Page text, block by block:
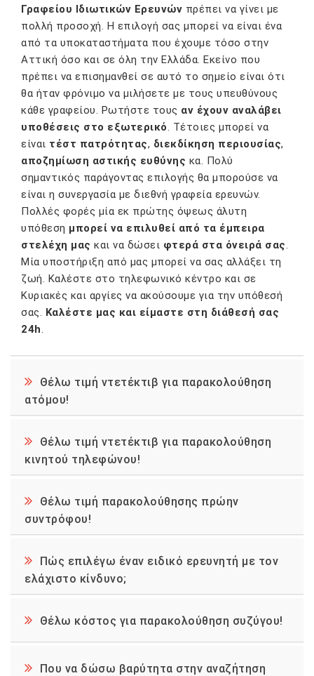
Γραφείου Ιδιωτικών Ερευνών πρέπει να γίνει με
πολλή προσοχή. Η επιλογή σας μπορεί να είναι ένα
από τα υποκαταστήματα που έχουμε τόσο στην
Αττική όσο και σε όλη την Ελλάδα. Εκείνο που
πρέπει να επισημανθεί σε αυτό το σημείο είναι ότι
θα ήταν φρόνιμο να μιλήσετε με τους υπευθύνους
κάθε γραφείου. Ρωτήστε τους αν έχουν αναλάβει
υποθέσεις στο εξωτερικό. Τέτοιες μπορεί να
είναι τέστ πατρότητας, διεκδίκηση περιουσίας,
αποζημίωση αστικής ευθύνης κα. Πολύ
σημαντικός παράγοντας επιλογής θα μπορούσε να
είναι η συνεργασία με διεθνή γραφεία ερευνών.
Πολλές φορές μία εκ πρώτης όψεως άλυτη
υπόθεση μπορεί να επιλυθεί από τα έμπειρα
στελέχη μας και να δώσει φτερά στα όνειρά σας.
Μία υποστήριξη από μας μπορεί να σας αλλάξει τη
ζωή. Καλέστε στο τηλεφωνικό κέντρο και σε
Κυριακές και αργίες να ακούσουμε για την υπόθεσή
σας. Καλέστε μας και είμαστε στη διάθεσή σας
24h.
Θέλω τιμή ντετέκτιβ για παρακολούθηση
ατόμου!
Θέλω τιμή ντετέκτιβ για παρακολούθηση
κινητού τηλεφώνου!
Θέλω τιμή παρακολούθησης πρώην
συντρόφου!
Πώς επιλέγω έναν ειδικό ερευνητή με τον
ελάχιστο κίνδυνο;
Θέλω κόστος για παρακολούθηση συζύγου!
Που να δώσω βαρύτητα στην αναζήτηση